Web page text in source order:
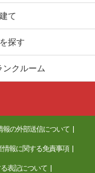
て
探す
クルーム
報の外部送信について
情報に関する免責事項
表記について